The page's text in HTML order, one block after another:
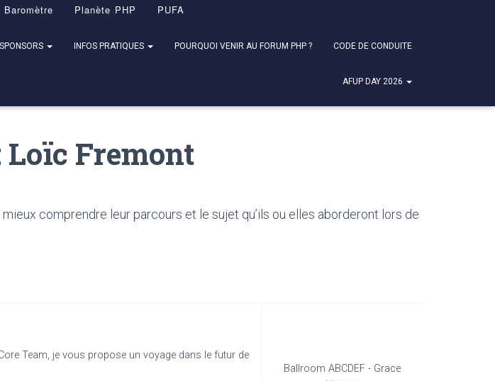
Baromètre Planète PHP PUFA
SPONSORS INFOS PRATIQUES POURQUOI VENIR AU FORUM PHP ? CODE DE CONDUITE
AFUP DAY 2026
Loïc Fremont
comprendre leur parcours et le sujet qu’ils ou elles aborderont lors de
Team, je vous propose un voyage dans le futur de
Ballroom ABCDEF - Grace